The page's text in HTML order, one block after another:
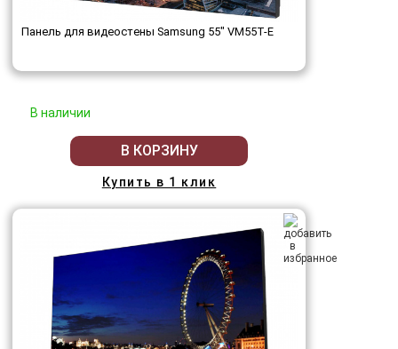
Панель для видеостены Samsung 55" VM55T-E
В наличии
В КОРЗИНУ
Купить в 1 клик